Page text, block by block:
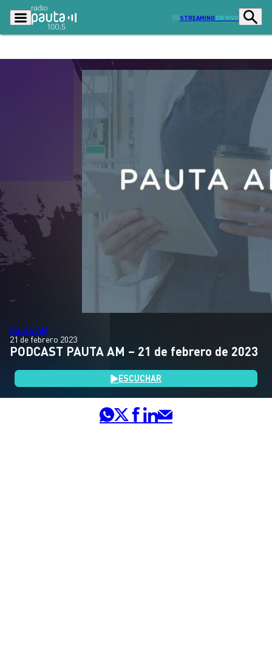
STREAMING EN VIVO
Actualidad
Sostenibilidad
Tendencias Deportes
Entretención y Cultura Opinión
Dato en Pauta Señal 2
Contenido Patrocinado
Pauta AM
21 de febrero 2023
PODCAST PAUTA AM – 21 de febrero de 2023
ESCUCHAR